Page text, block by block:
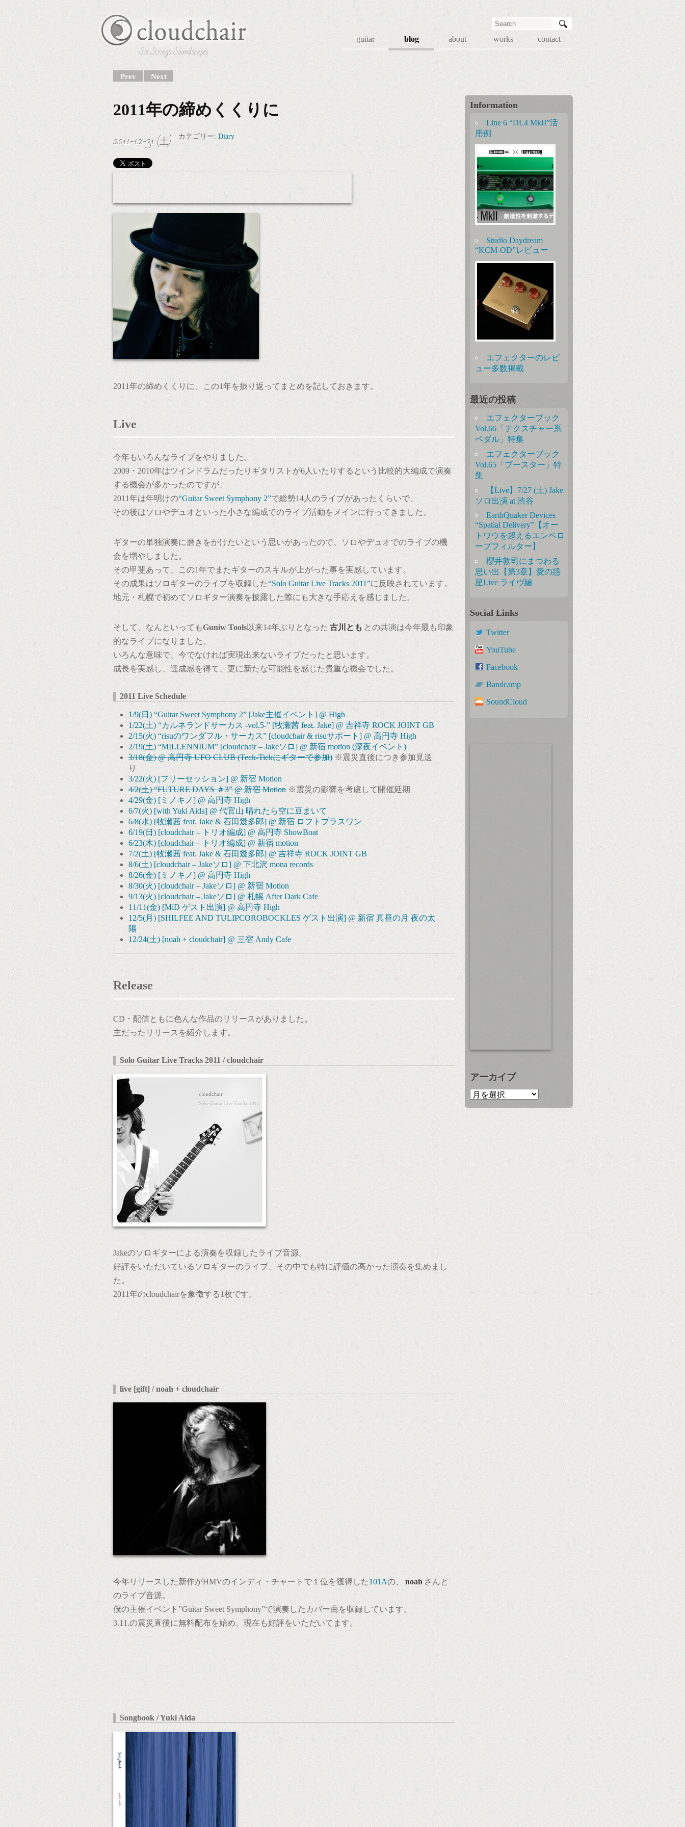
Six Strings Soundscapes
guitar blog about works contact
Prev Next
2011年の締めくくりに
2011-12-31 (土)
カテゴリー: Diary
2011年の締めくくりに、この1年を振り返ってまとめを記しておきます。
Live
今年もいろんなライブをやりました。
2009・2010年はツインドラムだったりギタリストが6人いたりするという比較的大編成で演奏
する機会が多かったのですが、
2011年は年明けの“Guitar Sweet Symphony 2”で総勢14人のライブがあったくらいで、
その後はソロやデュオといった小さな編成でのライブ活動をメインに行ってきました。
ギターの単独演奏に磨きをかけたいという思いがあったので、ソロやデュオでのライブの機
会を増やしました。
その甲斐あって、この1年でまたギターのスキルが上がった事を実感しています。
その成果はソロギターのライブを収録した“Solo Guitar Live Tracks 2011”に反映されています。
地元・札幌で初めてソロギター演奏を披露した際にも大きな手応えを感じました。
そして、なんといってもGuniw Tools以来14年ぶりとなった 古川とも との共演は今年最も印象
的なライブになりました。
いろんな意味で、今でなければ実現出来ないライブだったと思います。
成長を実感し、達成感を得て、更に新たな可能性を感じた貴重な機会でした。
2011 Live Schedule
1/9(日) “Guitar Sweet Symphony 2” [Jake主催イベント] @ High
1/22(土) “カルネランドサーカス -vol.5-” [牧瀬茜 feat. Jake] @ 吉祥寺 ROCK JOINT GB
2/15(火) “risuのワンダフル・サーカス” [cloudchair & risuサポート] @ 高円寺 High
2/19(土) “MILLENNIUM” [cloudchair – Jakeソロ] @ 新宿 motion (深夜イベント)
3/18(金) @ 高円寺 UFO CLUB (Teck-Tickにギターで参加) ※震災直後につき参加見送
り
3/22(火) [フリーセッション] @ 新宿 Motion
4/2(土) “FUTURE DAYS ＃3” @ 新宿 Motion ※震災の影響を考慮して開催延期
4/29(金) [ミノキノ] @ 高円寺 High
6/7(火) [with Yuki Aida] @ 代官山 晴れたら空に豆まいて
6/8(水) [牧瀬茜 feat. Jake & 石田幾多郎] @ 新宿 ロフトプラスワン
6/19(日) [cloudchair – トリオ編成] @ 高円寺 ShowBoat
6/23(木) [cloudchair – トリオ編成] @ 新宿 motion
7/2(土) [牧瀬茜 feat. Jake & 石田幾多郎] @ 吉祥寺 ROCK JOINT GB
8/6(土) [cloudchair – Jakeソロ] @ 下北沢 mona records
8/26(金) [ミノキノ] @ 高円寺 High
8/30(火) [cloudchair – Jakeソロ] @ 新宿 Motion
9/13(火) [cloudchair – Jakeソロ] @ 札幌 After Dark Cafe
11/11(金) [MiD ゲスト出演] @ 高円寺 High
12/5(月) [SHILFEE AND TULIPCOROBOCKLES ゲスト出演] @ 新宿 真昼の月 夜の太
陽
12/24(土) [noah + cloudchair] @ 三宿 Andy Cafe
Release
CD・配信ともに色んな作品のリリースがありました。
主だったリリースを紹介します。
Solo Guitar Live Tracks 2011 / cloudchair
Jakeのソロギターによる演奏を収録したライブ音源。
好評をいただいているソロギターのライブ、その中でも特に評価の高かった演奏を集めまし
た。
2011年のcloudchairを象徴する1枚です。
live [gift] / noah + cloudchair
今年リリースした新作がHMVのインディ・チャートで１位を獲得した101Aの、 noah さんと
のライブ音源。
僕の主催イベント”Guitar Sweet Symphony”で演奏したカバー曲を収録しています。
3.11.の震災直後に無料配布を始め、現在も好評をいただいてます。
Songbook / Yuki Aida
Information
Line 6 “DL4 MkII”活
用例
Studio Daydream
“KCM-OD”レビュー
エフェクターのレビ
ュー多数掲載
最近の投稿
エフェクターブック
Vol.66「テクスチャー系
ペダル」特集
エフェクターブック
Vol.65「ブースター」特
集
【Live】7/27 (土) Jake
ソロ出演 at 渋谷
EarthQuaker Devices
“Spatial Delivery”【オー
トワウを超えるエンベロ
ープフィルター】
櫻井敦司にまつわる
思い出【第3章】愛の惑
星Live ライヴ編
Social Links
Twitter
YouTube
Facebook
Bandcamp
SoundCloud
アーカイブ